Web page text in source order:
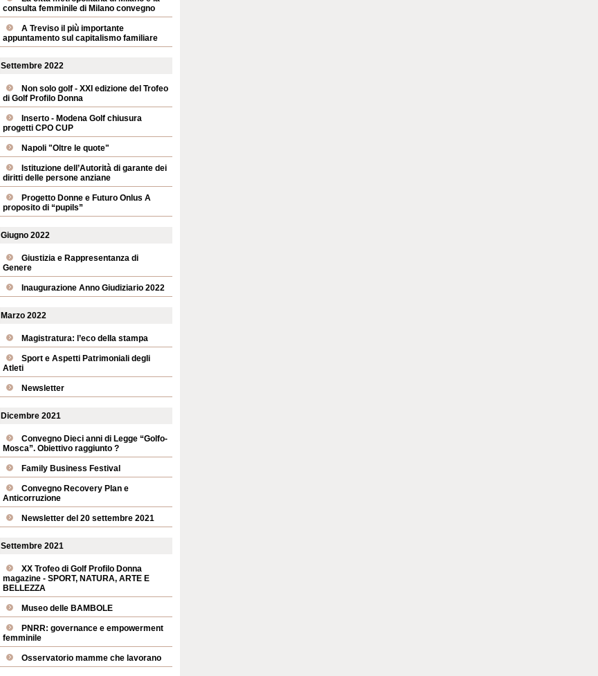
consulta femminile di Milano convegno
A Treviso il più importante
appuntamento sul capitalismo familiare
Settembre 2022
Non solo golf - XXI edizione del Trofeo
di Golf Profilo Donna
Inserto - Modena Golf chiusura
progetti CPO CUP
Napoli "Oltre le quote"
Istituzione dell’Autorità di garante dei
diritti delle persone anziane
Progetto Donne e Futuro Onlus A
proposito di “pupils”
Giugno 2022
Giustizia e Rappresentanza di
Genere
Inaugurazione Anno Giudiziario 2022
Marzo 2022
Magistratura: l’eco della stampa
Sport e Aspetti Patrimoniali degli
Atleti
Newsletter
Dicembre 2021
Convegno Dieci anni di Legge “Golfo-
Mosca”. Obiettivo raggiunto ?
Family Business Festival
Convegno Recovery Plan e
Anticorruzione
Newsletter del 20 settembre 2021
Settembre 2021
XX Trofeo di Golf Profilo Donna
magazine - SPORT, NATURA, ARTE E
BELLEZZA
Museo delle BAMBOLE
PNRR: governance e empowerment
femminile
Osservatorio mamme che lavorano